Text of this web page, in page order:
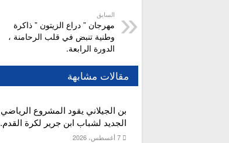
السابق
مهرجان ” دراع الزيتون ” ذاكرة
وطنية تنبض في قلب الرحامنة ،
الدورة الرابعة.
مقالات مشابهة
بن الجيلاني يقود المشروع الرياضي
الجديد لشباب ابن جرير لكرة القدم.
7 أغسطس، 2026